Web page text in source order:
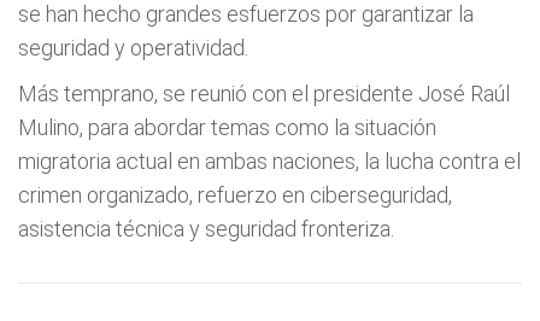
se han hecho grandes esfuerzos por garantizar la
seguridad y operatividad.
Más temprano, se reunió con el presidente José Raúl
Mulino, para abordar temas como la situación
migratoria actual en ambas naciones, la lucha contra el
crimen organizado, refuerzo en ciberseguridad,
asistencia técnica y seguridad fronteriza.